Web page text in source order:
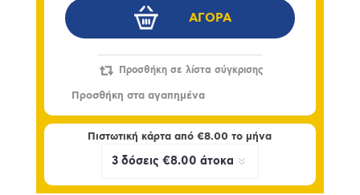
Πιστωτική κάρτα από€8.00 το μήνα